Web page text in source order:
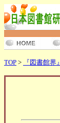
TOP > 『図書館界』